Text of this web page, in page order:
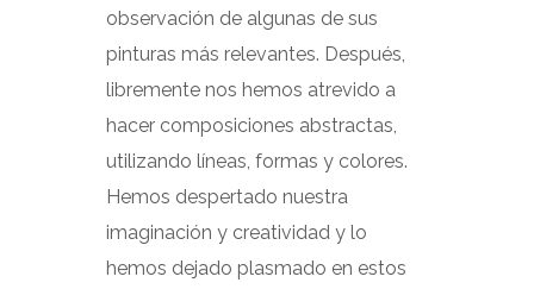
observación de algunas de sus
pinturas más relevantes. Después,
libremente nos hemos atrevido a
hacer composiciones abstractas,
utilizando líneas, formas y colores.
Hemos despertado nuestra
imaginación y creatividad y lo
hemos dejado plasmado en estos